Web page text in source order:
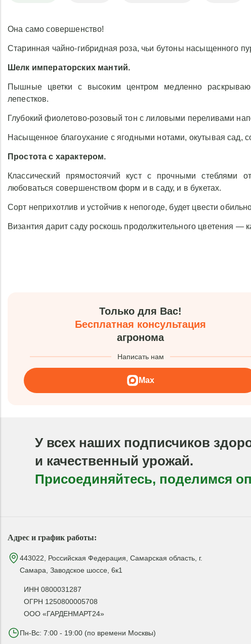
Она само совершенство!
Старинная чайно-гибридная роза, чьи бутоны насыщенного
Шелк императорских мантий.
Пышные цветки с высоким центром медленно
лепестков.
Глубокий фиолетово-розовый тон с лиловыми переливами
Насыщенное благоухание с ягодными нотами, окутывая сад,
Простота с характером.
Классический прямостоячий куст с прочными стеблями
любоваться совершенством форм и в саду, и в букетах.
Сорт неприхотлив и устойчив к непогоде, будет цвести
Византия дарит саду роскошь продолжительного цветения —
Только для Вас!
Бесплатная консультация
агронома
Написать нам
Max
У всех наших подписчиков
и качественный урожай.
Присоединяйтесь, поделимся
Адрес и график работы:
443022, Российская Федерация, Самарская область, г.
Самара, Заводское шоссе, 6к1
ИНН 0800031287
ОГРН 1250800005708
ООО «ГАРДЕНМАРТ24»
Пн-Вс: 7:00 - 19:00 (по времени Москвы)